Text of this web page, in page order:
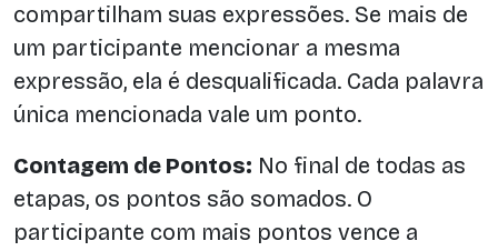
compartilham suas expressões. Se mais de
um participante mencionar a mesma
expressão, ela é desqualificada. Cada palavra
única mencionada vale um ponto.
Contagem de Pontos: No final de todas as
etapas, os pontos são somados. O
participante com mais pontos vence a